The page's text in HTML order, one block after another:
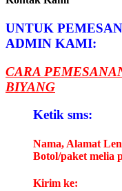
UNTUK
ADMIN KAMI:
CARA
BIYANG
Ketik sms:
Nama, Alamat
Botol/paket melia
Kirim ke: